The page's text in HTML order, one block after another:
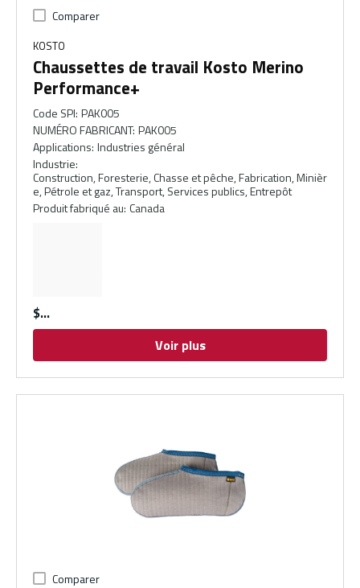
Comparer
KOSTO
Chaussettes de travail Kosto Merino
Performance+
Code SPI: PAK005
NUMÉRO FABRICANT: PAK005
Applications: Industries général
Industrie:
Construction, Foresterie, Chasse et pêche, Fabrication, Minièr
e, Pétrole et gaz, Transport, Services publics, Entrepôt
Produit fabriqué au: Canada
$
Voir plus
Comparer